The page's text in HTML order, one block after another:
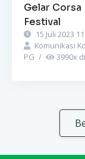
Gelar Corsa
Festival
15 Juli 2023
Komunikasi
PG / 3990x